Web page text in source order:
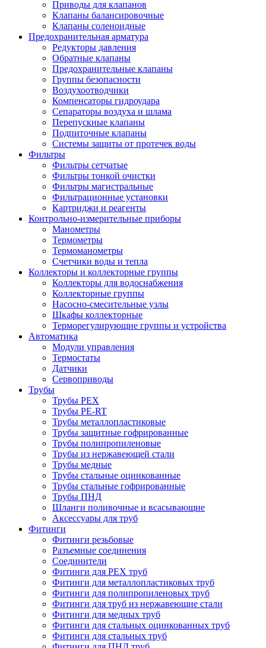
Приводы для клапанов
Клапаны балансировочные
Клапаны соленоидные
Предохранительная арматура
Редукторы давления
Обратные клапаны
Предохранительные клапаны
Группы безопасности
Воздухоотводчики
Компенсаторы гидроудара
Сепараторы воздуха и шлама
Перепускные клапаны
Подпиточные клапаны
Системы защиты от протечек воды
Фильтры
Фильтры сетчатые
Фильтры тонкой очистки
Фильтры магистральные
Фильтрационные установки
Картриджи и реагенты
Контрольно-измерительные приборы
Манометры
Термометры
Термоманометры
Счетчики воды и тепла
Коллекторы и коллекторные группы
Коллекторы для водоснабжения
Коллекторные группы
Насосно-смесительные узлы
Шкафы коллекторные
Терморегулирующие группы и устройства
Автоматика
Модули управления
Термостаты
Датчики
Сервоприводы
Трубы
Трубы PEX
Трубы PE-RT
Трубы металлопластиковые
Трубы защитные гофрированные
Трубы полипропиленовые
Трубы из нержавеющей стали
Трубы медные
Трубы стальные оцинкованные
Трубы стальные гофрированные
Трубы ПНД
Шланги поливочные и всасывающие
Аксессуары для труб
Фитинги
Фитинги резьбовые
Разъемные соединения
Соединители
Фитинги для PEX труб
Фитинги для металлопластиковых труб
Фитинги для полипропиленовых труб
Фитинги для труб из нержавеющие стали
Фитинги для медных труб
Фитинги для стальных оцинкованных труб
Фитинги для стальных труб